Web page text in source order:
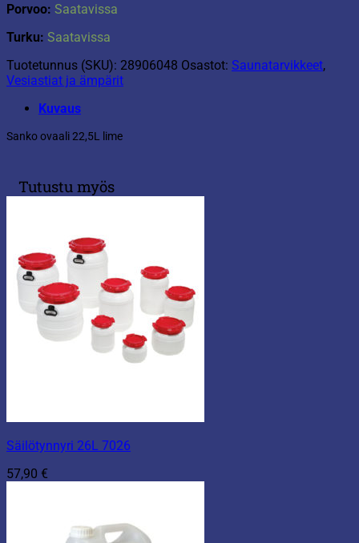
Porvoo: Saatavissa
Turku: Saatavissa
Tuotetunnus (SKU): 28906048 Osastot: Saunatarvikkeet,
Vesiastiat ja ämpärit
Kuvaus
Sanko ovaali 22,5L lime
Tutustu myös
Säilötynnyri 26L 7026
57,90 €